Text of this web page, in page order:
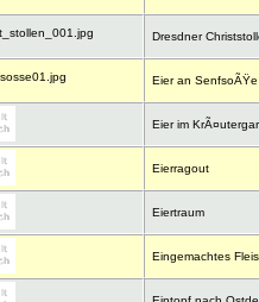
Dresdner
Eier an SenfsoÃŸe
Eier im
Eierragout
Eiertraum
Eingemachtes